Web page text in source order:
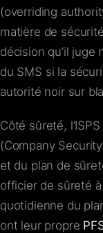
(overriding
matière de
décision qu’il juge
du SMS si la
autorité noir sur
Côté sûreté,
(Company
et du plan de
officier de sûreté
quotidienne du
ont leur propre